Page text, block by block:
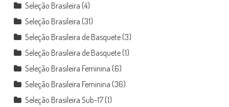
Seleção Brasileira (4)
Seleção Brasileira (31)
Seleção Brasileira de Basquete(3)
Seleção Brasileira de Basquete(1)
Seleção Brasileira Feminina (6)
Seleção Brasileira Feminina (36)
Seleção Brasileira Sub-17(1)